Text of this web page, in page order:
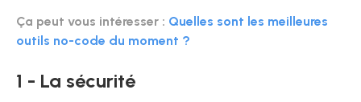
Ça peut vous intéresser : Quelles sont les meilleures
outils no-code du moment ?
1 - La sécurité